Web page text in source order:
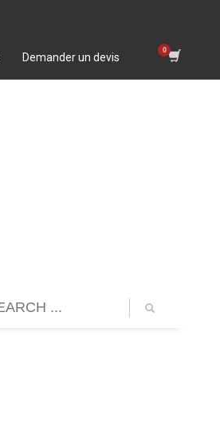
Demander un devis